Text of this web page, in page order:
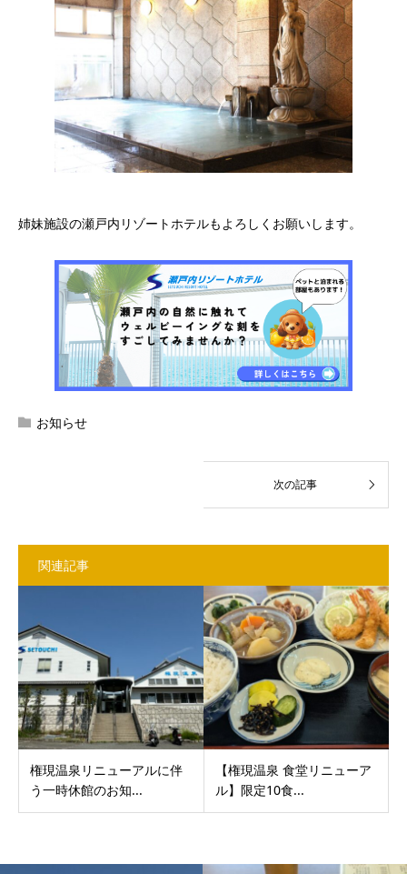
姉妹施設の瀬戸内リゾートホテルもよろしくお願いします。
お知らせ
関連記事
権現温泉リニューアルに伴
う一時休館のお知...
【権現温泉 食堂リニューア
ル】限定10食...